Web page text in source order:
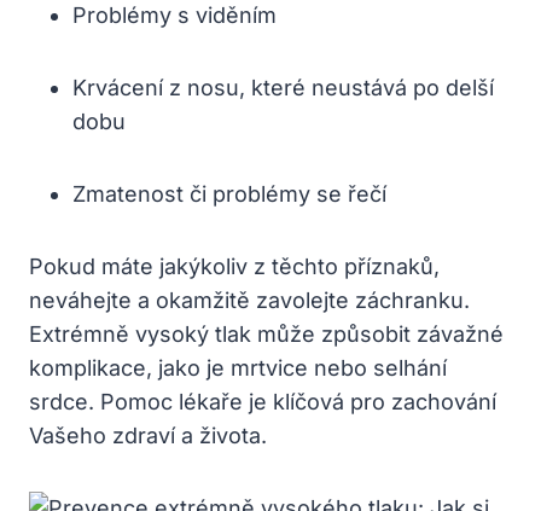
Problémy s viděním
Krvácení z nosu, které neustává po delší
dobu
Zmatenost či problémy se řečí
Pokud máte jakýkoliv z těchto příznaků,
neváhejte a okamžitě zavolejte záchranku.
Extrémně vysoký tlak může způsobit závažné
komplikace, jako je mrtvice nebo selhání
srdce. Pomoc lékaře je klíčová pro zachování
Vašeho zdraví a života.